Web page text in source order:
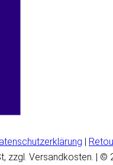
zzgl. Versandkosten. | ©